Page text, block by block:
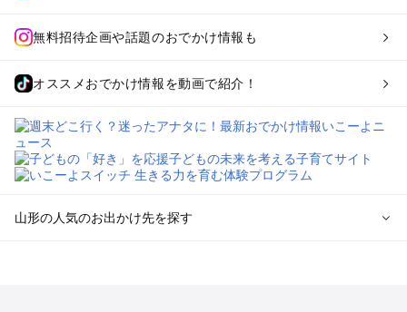
無料招待企画や話題のおでかけ情報も
オススメおでかけ情報を動画で紹介！
山形の人気のお出かけ先を探す